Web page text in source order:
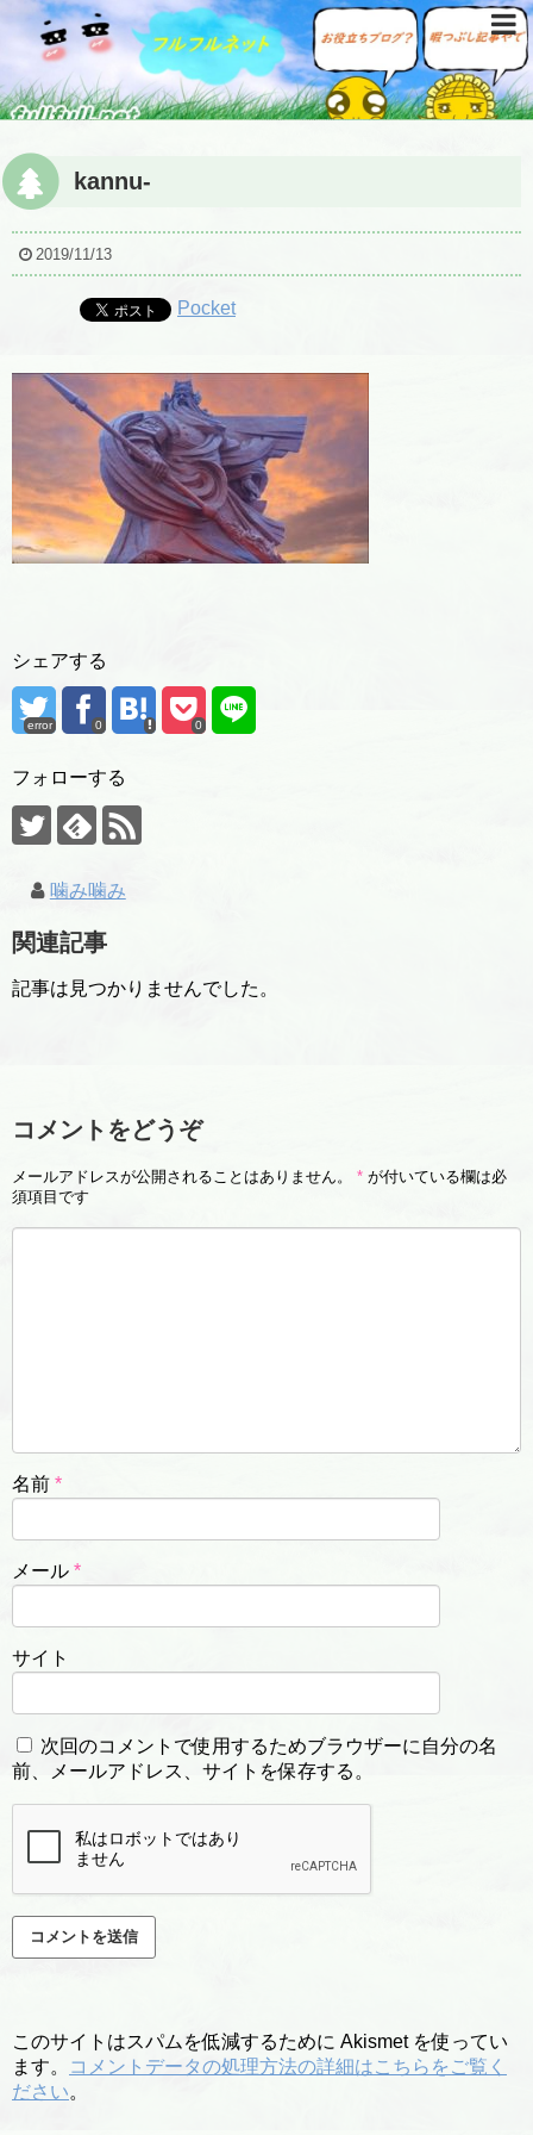
kannu-
2019/11/13
Pocket
シェアする
error 0 0
フォローする
噛み噛み
関連記事
記事は見つかりませんでした。
コメントをどうぞ
メールアドレスが公開されることはありません。 * が付いている欄は必
須項目です
名前 *
メール *
サイト
次回のコメントで使用するためブラウザーに自分の名
前、メールアドレス、サイトを保存する。
このサイトはスパムを低減するために Akismet を使ってい
ます。
コメントデータの処理方法の詳細はこちらをご覧く
ださい。